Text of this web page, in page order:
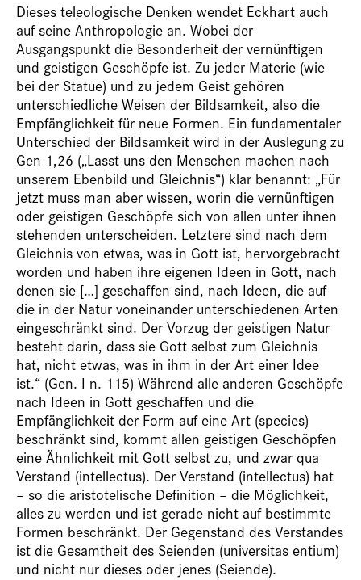
Dieses teleologische Denken wendet Eckhart auch
auf seine Anthropologie an. Wobei der
Ausgangspunkt die Besonderheit der vernünftigen
und geistigen Geschöpfe ist. Zu jeder Materie (wie
bei der Statue) und zu jedem Geist gehören
unterschiedliche Weisen der Bildsamkeit, also die
Empfänglichkeit für neue Formen. Ein fundamentaler
Unterschied der Bildsamkeit wird in der Auslegung zu
Gen 1,26 („Lasst uns den Menschen machen nach
unserem Ebenbild und Gleichnis“) klar benannt: „Für
jetzt muss man aber wissen, worin die vernünftigen
oder geistigen Geschöpfe sich von allen unter ihnen
stehenden unterscheiden. Letztere sind nach dem
Gleichnis von etwas, was in Gott ist, hervorgebracht
worden und haben ihre eigenen Ideen in Gott, nach
denen sie […] geschaffen sind, nach Ideen, die auf
die in der Natur voneinander unterschiedenen Arten
eingeschränkt sind. Der Vorzug der geistigen Natur
besteht darin, dass sie Gott selbst zum Gleichnis
hat, nicht etwas, was in ihm in der Art einer Idee
ist.“ (Gen. I n. 115) Während alle anderen Geschöpfe
nach Ideen in Gott geschaffen und die
Empfänglichkeit der Form auf eine Art (species)
beschränkt sind, kommt allen geistigen Geschöpfen
eine Ähnlichkeit mit Gott selbst zu, und zwar qua
Verstand (intellectus). Der Verstand (intellectus) hat
– so die aristotelische Definition – die Möglichkeit,
alles zu werden und ist gerade nicht auf bestimmte
Formen beschränkt. Der Gegenstand des Verstandes
ist die Gesamtheit des Seienden (universitas entium)
und nicht nur dieses oder jenes (Seiende).